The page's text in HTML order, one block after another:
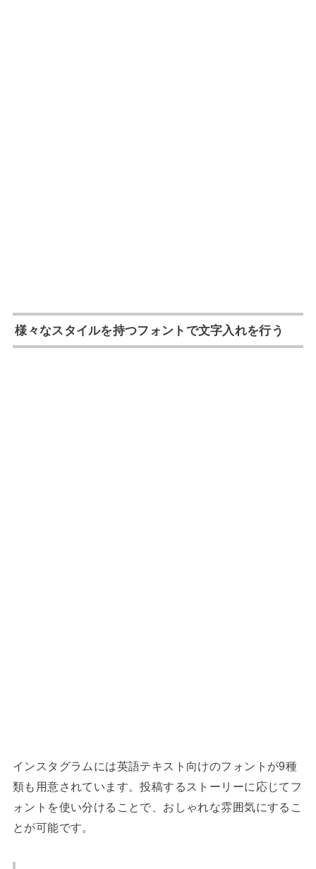
様々なスタイルを持つフォントで文字入れを行う
インスタグラムには英語テキスト向けのフォントが9種
類も用意されています。投稿するストーリーに応じてフ
ォントを使い分けることで、おしゃれな雰囲気にするこ
とが可能です。